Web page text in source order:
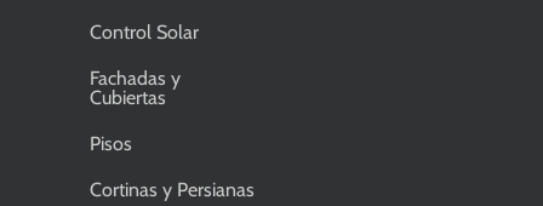
Control Solar
Fachadas y
Cubiertas
Pisos
Cortinas y Persianas